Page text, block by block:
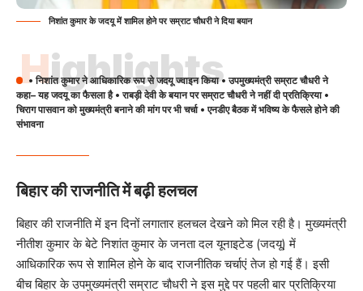
निशांत कुमार के जदयू में शामिल होने पर सम्राट चौधरी ने दिया बयान
Highlights
• निशांत कुमार ने आधिकारिक रूप से जदयू ज्वाइन किया • उपमुख्यमंत्री सम्राट चौधरी ने
कहा– यह जदयू का फैसला है • राबड़ी देवी के बयान पर सम्राट चौधरी ने नहीं दी प्रतिक्रिया •
चिराग पासवान को मुख्यमंत्री बनाने की मांग पर भी चर्चा • एनडीए बैठक में भविष्य के फैसले होने की
संभावना
बिहार की राजनीति में बढ़ी हलचल
बिहार की राजनीति में इन दिनों लगातार हलचल देखने को मिल रही है। मुख्यमंत्री
नीतीश कुमार के बेटे निशांत कुमार के जनता दल यूनाइटेड (जदयू) में
आधिकारिक रूप से शामिल होने के बाद राजनीतिक चर्चाएं तेज हो गई हैं। इसी
बीच बिहार के उपमुख्यमंत्री सम्राट चौधरी ने इस मुद्दे पर पहली बार प्रतिक्रिया